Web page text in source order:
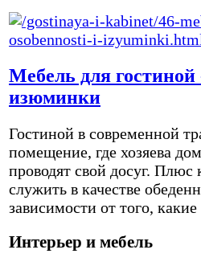
Мебель для гостиной
изюминки
Гостиной в современной
помещение, где хозяева
проводят свой досуг. Плюс
служить в качестве
зависимости от того,
Интерьер и мебель